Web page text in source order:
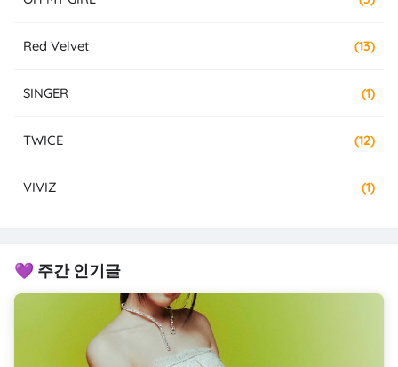
Red Velvet (13)
SINGER (1)
TWICE (12)
VIVIZ (1)
💜 주간 인기글